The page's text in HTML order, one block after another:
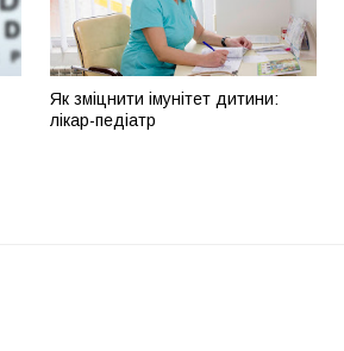
Як зміцнити імунітет дитини:
лікар-педіатр